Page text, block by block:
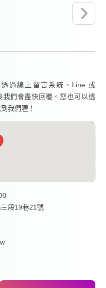
過線上留言系統、Line 或
們會盡快回覆。您也可以透
我們喔！
段19巷21號